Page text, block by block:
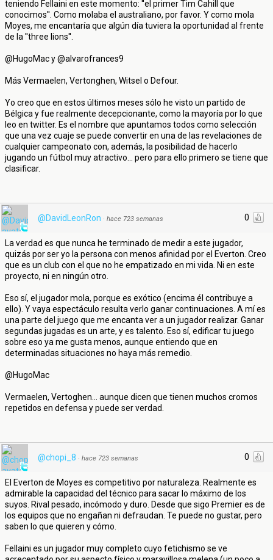
teniendo Fellaini en este momento: ''el primer Tim Cahill que
conocimos''. Como molaba el australiano, por favor. Y como mola
Moyes, me encantaría que algún día tuviera la oportunidad al frente
de la ''three lions''.
@HugoMac y @alvarofrances9
Más Vermaelen, Vertonghen, Witsel o Defour.
Yo creo que en estos últimos meses sólo he visto un partido de
Bélgica y fue realmente decepcionante, como la mayoría por lo que
leo en twitter. Es el nombre que apuntamos todos como selección
que una vez cuaje se puede convertir en una de las revelaciones de
cualquier campeonato con, además, la posibilidad de hacerlo
jugando un fútbol muy atractivo... pero para ello primero se tiene que
clasificar.
0
@DavidLeonRon · hace 723 semanas
La verdad es que nunca he terminado de medir a este jugador,
quizás por ser yo la persona con menos afinidad por el Everton. Creo
que es un club con el que no he empatizado en mi vida. Ni en este
proyecto, ni en ningún otro.
Eso sí, el jugador mola, porque es exótico (encima él contribuye a
ello). Y vaya espectáculo resulta verlo ganar continuaciones. A mí es
una parte del juego que me encanta ver a un jugador realizar. Ganar
segundas jugadas es un arte, y es talento. Eso sí, edificar tu juego
sobre eso ya me gusta menos, aunque entiendo que en
determinadas situaciones no haya más remedio.
@HugoMac
Vermaelen, Vertoghen... aunque dicen que tienen muchos cromos
repetidos en defensa y puede ser verdad.
0
@chopi_8 · hace 723 semanas
El Everton de Moyes es competitivo por naturaleza. Realmente es
admirable la capacidad del técnico para sacar lo máximo de los
suyos. Rival pesado, incómodo y duro. Desde que sigo Premier es de
los equipos que no engañan ni defraudan. Te puede no gustar, pero
saben lo que quieren y cómo.
Fellaini es un jugador muy completo cuyo fetichismo se ve